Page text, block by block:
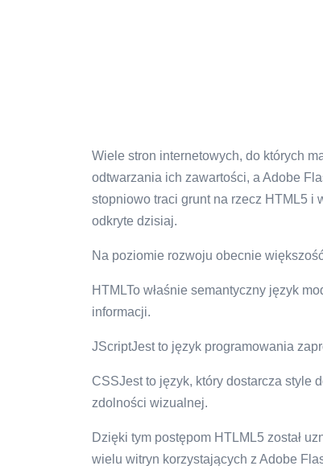
Wiele stron internetowych, do których
odtwarzania ich zawartości, a Adobe
stopniowo traci grunt na rzecz HTML5 i
odkryte dzisiaj.
Na poziomie rozwoju obecnie
HTMLTo właśnie semantyczny język
informacji.
JScriptJest to język programowania
CSSJest to język, który dostarcza style
zdolności wizualnej.
Dzięki tym postępom HTLML5 został
wielu witryn korzystających z Adobe